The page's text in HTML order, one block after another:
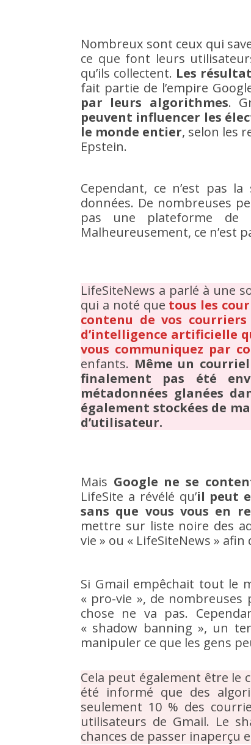
Nombreux sont ceux qui
ce que font leurs
qu’ils collectent. Les
fait partie de l’empire
par leurs algorithmes.
peuvent influencer les
le monde entier, selon les
Epstein.
Cependant, ce n’est pas
données. De nombreuses
pas une plateforme de
Malheureusement, ce n’est
LifeSiteNews a parlé à une
qui a noté que tous les
contenu de vos
d’intelligence artificielle
vous communiquez par
enfants. Même un
finalement pas été
métadonnées glanées
également stockées de
d’utilisateur.
Mais Google ne se
LifeSite a révélé qu’il peut
sans que vous vous en
mettre sur liste noire des
vie » ou « LifeSiteNews »
Si Gmail empêchait tout le
« pro-vie », de nombreuses
chose ne va pas.
« shadow banning », un
manipuler ce que les gens
Cela peut également être le
été informé que des
seulement 10 % des
utilisateurs de Gmail. Le
chances de passer inaperçu